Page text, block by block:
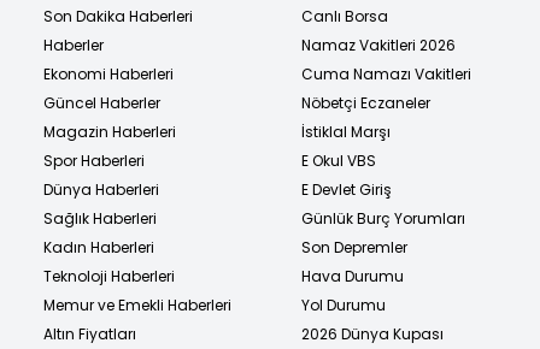
Son Dakika Haberleri
Haberler
Ekonomi Haberleri
Güncel Haberler
Magazin Haberleri
Spor Haberleri
Dünya Haberleri
Sağlık Haberleri
Kadın Haberleri
Teknoloji Haberleri
Memur ve Emekli Haberleri
Altın Fiyatları
Canlı Borsa
Namaz Vakitleri 2026
Cuma Namazı Vakitleri
Nöbetçi Eczaneler
İstiklal Marşı
E Okul VBS
E Devlet Giriş
Günlük Burç Yorumları
Son Depremler
Hava Durumu
Yol Durumu
2026 Dünya Kupası